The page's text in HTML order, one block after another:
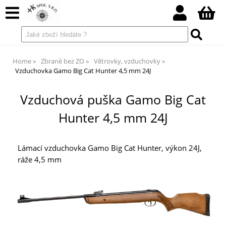
Home Zbraně bez ZO
Větrovky, vzduchovky
Vzduchovka Gamo Big Cat Hunter 4,5 mm 24J
Vzduchová puška Gamo Big Cat
Hunter 4,5 mm 24J
Lámací vzduchovka Gamo Big Cat Hunter, výkon 24J,
ráže 4,5 mm